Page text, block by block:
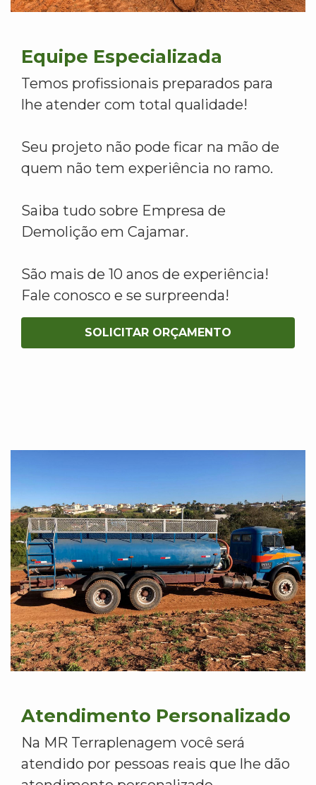
Equipe Especializada
Temos profissionais preparados para
lhe atender com total qualidade!
Seu projeto não pode ficar na mão de
quem não tem experiência no ramo.
Saiba tudo sobre Empresa de
Demolição em Cajamar.
São mais de 10 anos de experiência!
Fale conosco e se surpreenda!
SOLICITAR ORÇAMENTO
Atendimento Personalizado
Na MR Terraplenagem você será
atendido por pessoas reais que lhe dão